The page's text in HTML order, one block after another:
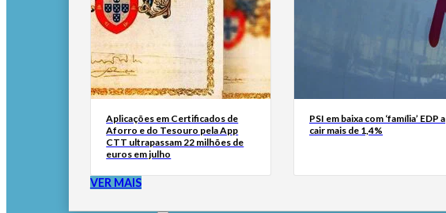
Aplicações em Certificados de
Aforro e do Tesouro pela App
CTT ultrapassam 22 milhões de
euros em julho
PSI em baixa com ‘família’ EDP a
cair mais de 1,4%
VER MAIS